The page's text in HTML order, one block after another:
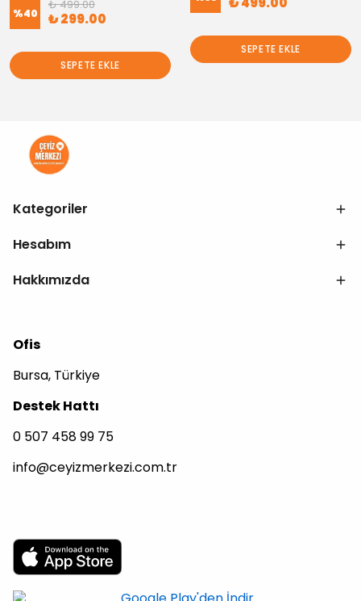
%40
₺ 499.00
₺ 299.00
SEPETE EKLE
SEPETE EKLE
Kategoriler
Hesabım
Hakkımızda
Ofis
Bursa, Türkiye
Destek Hattı
0 507 458 99 75
info@ceyizmerkezi.com.tr